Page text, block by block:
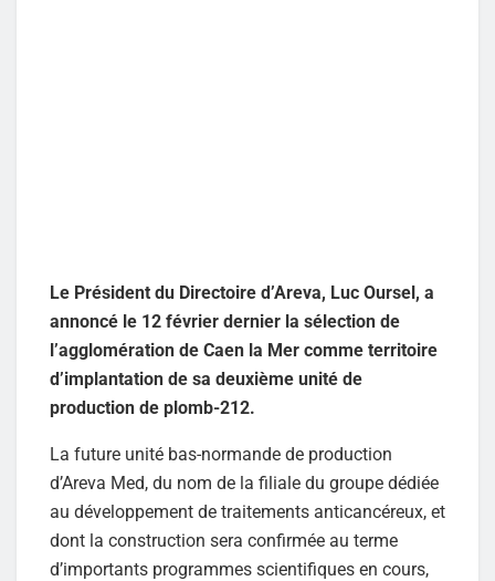
Le Président du Directoire d’Areva, Luc Oursel, a
annoncé le 12 février dernier la sélection de
l’agglomération de Caen la Mer comme territoire
d’implantation de sa deuxième unité de
production de plomb-212.
La future unité bas-normande de production
d’Areva Med, du nom de la filiale du groupe dédiée
au développement de traitements anticancéreux, et
dont la construction sera confirmée au terme
d’importants programmes scientifiques en cours,